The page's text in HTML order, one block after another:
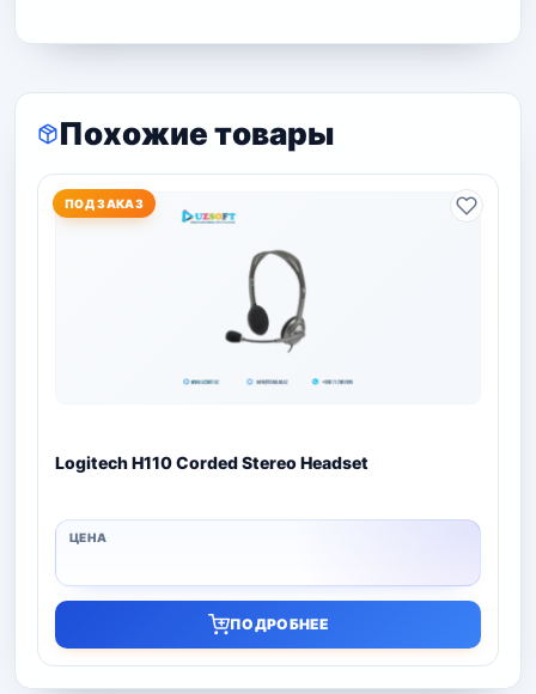
Похожие товары
ПОД ЗАКАЗ
Logitech H110 Corded Stereo Headset
ПОДРОБНЕЕ